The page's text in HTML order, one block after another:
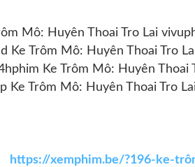
Mô: Huyên Thoai Tro Lai
Ke Trôm Mô: Huyên Thoai Tro
Ke Trôm Mô: Huyên Thoai
Ke Trôm Mô: Huyên Thoai Tro
https://xemphim.be/?196-ke-